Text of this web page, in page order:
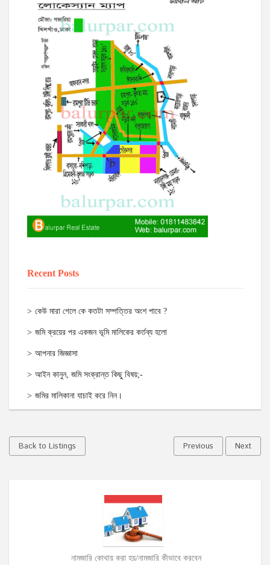
Recent Posts
কেউ মারা গেলে কে কতটা সম্পত্তির অংশ পাবে ?
জমি ক্রয়ের পর একজন ভূমি মালিকের কর্তব্য হলো
আপনার জিজ্ঞাসা
আইন কানুন, জমি সংক্রান্ত কিছু বিষয়;-
জমির মালিকানা যাচাই করে নিন।
Back to Listings Previous Next
নামজারি কোথায় করা হয়/নামজারি কীভাবে করবেন